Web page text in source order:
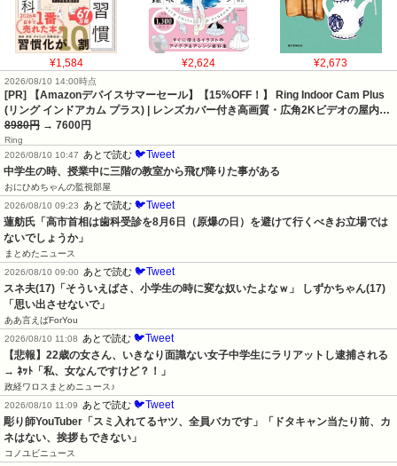
¥1,584 ¥2,624 ¥2,673
2026/08/10 14:00時点
[PR] 【Amazonデバイスサマーセール】【15%OFF！】 Ring Indoor Cam Plus
(リング インドアカム プラス) | レンズカバー付き高画質・広角2Kビデオの屋内…
8980円 → 7600円
Ring
2026/08/10 10:47
あとで読む 🐦Tweet
中学生の時、授業中に三階の教室から飛び降りた事がある
おにひめちゃんの監視部屋
2026/08/10 09:23
あとで読む 🐦Tweet
蓮舫氏「高市首相は歯科受診を8月6日（原爆の日）を避けて行くべきお立場では
ないでしょうか」
まとめたニュース
2026/08/10 09:00
あとで読む 🐦Tweet
スネ夫(17)「そういえばさ、小学生の時に変な奴いたよなｗ」 しずかちゃん(17)
「思い出させないで」
ああ言えばForYou
2026/08/10 11:08
あとで読む 🐦Tweet
【悲報】22歳の女さん、いきなり面識ない女子中学生にラリアットし逮捕される
→ ﾈｯﾄ「私、女なんですけど？！」
政経ワロスまとめニュース♪
2026/08/10 11:09
あとで読む 🐦Tweet
彫り師YouTuber「スミ入れてるヤツ、全員バカです」「ドタキャン当たり前、カ
ネはない、挨拶もできない」
コノユビニュース